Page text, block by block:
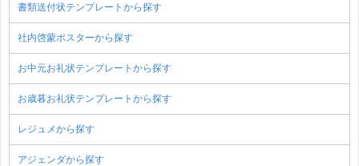
書類送付状テンプレートから探す
社内啓蒙ポスターから探す
お中元お礼状テンプレートから探す
お歳暮お礼状テンプレートから探す
レジュメから探す
アジェンダから探す